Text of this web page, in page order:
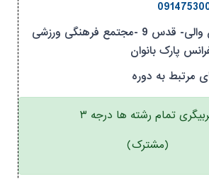
خیابان والی- قدس 9 -مجتمع فرهنگی ورزشی
پارک بانوان
مرتبط به دوره
تمام رشته ها درجه ۳
(مشترک)